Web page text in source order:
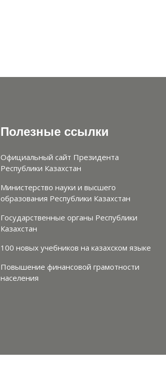
Полезные ссылки
Официальный сайт Президента
Республики Казахстан
Министерство науки и высшего
образования Республики Казахстан
Государственные органы Республики
Казахстан
100 новых учебников на казахском языке
Повышение финансовой грамотности
населения